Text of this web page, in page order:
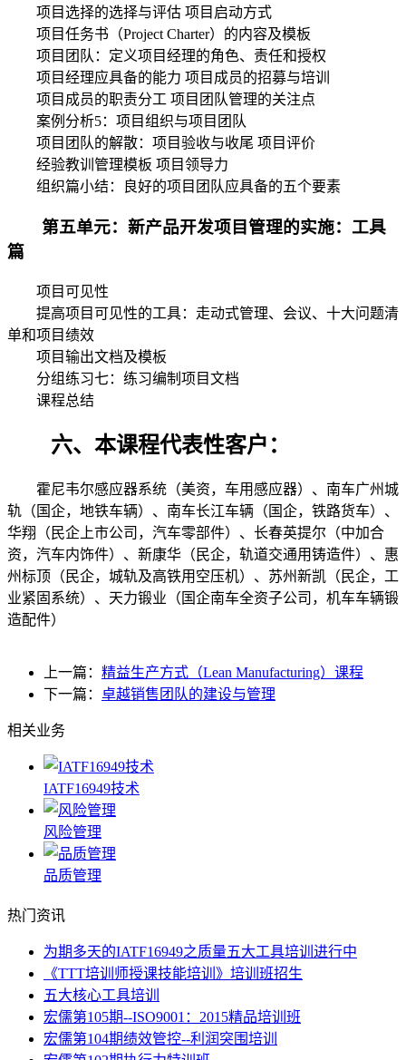
项目选择的选择与评估 项目启动方式
项目任务书（Project Charter）的内容及模板
项目团队：定义项目经理的角色、责任和授权
项目经理应具备的能力 项目成员的招募与培训
项目成员的职责分工 项目团队管理的关注点
案例分析5：项目组织与项目团队
项目团队的解散：项目验收与收尾 项目评价
经验教训管理模板 项目领导力
组织篇小结：良好的项目团队应具备的五个要素
第五单元：新产品开发项目管理的实施：工具
篇
项目可见性
提高项目可见性的工具：走动式管理、会议、十大问题清
单和项目绩效
项目输出文档及模板
分组练习七：练习编制项目文档
课程总结
六、本课程代表性客户：
霍尼韦尔感应器系统（美资，车用感应器）、南车广州城
轨（国企，地铁车辆）、南车长江车辆（国企，铁路货车）、
华翔（民企上市公司，汽车零部件）、长春英提尔（中加合
资，汽车内饰件）、新康华（民企，轨道交通用铸造件）、惠
州标顶（民企，城轨及高铁用空压机）、苏州新凯（民企，工
业紧固系统）、天力锻业（国企南车全资子公司，机车车辆锻
造配件）
上一篇： 精益生产方式（Lean Manufacturing）课程
下一篇： 卓越销售团队的建设与管理
相关业务
IATF16949技术
风险管理
品质管理
热门资讯
为期多天的IATF16949之质量五大工具培训进行中
《TTT培训师授课技能培训》培训班招生
五大核心工具培训
宏儒第105期--ISO9001：2015精品培训班
宏儒第104期绩效管控--利润突围培训